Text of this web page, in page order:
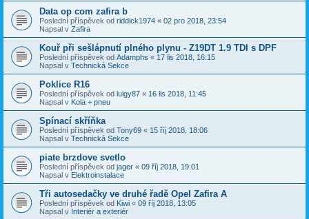
Data op com zafira b
Poslední příspěvek od riddick1974 « 02 pro 2018, 23:54
Napsal v Zafira
Kouř při sešlápnutí plného plynu - Z19DT 1.9 TDI s DPF
Poslední příspěvek od Adamphs « 17 lis 2018, 16:15
Napsal v Technická Sekce
Poklice R16
Poslední příspěvek od luigy87 « 16 lis 2018, 11:45
Napsal v Kola + pneu
Spínací skříňka
Poslední příspěvek od Tony69 « 15 říj 2018, 18:06
Napsal v Technická Sekce
piate brzdove svetlo
Poslední příspěvek od jager « 09 říj 2018, 19:01
Napsal v Elektroinstalace
Tři autosedačky ve druhé řadě Opel Zafira A
Poslední příspěvek od Kiwi « 09 říj 2018, 13:05
Napsal v Interiér a exteriér